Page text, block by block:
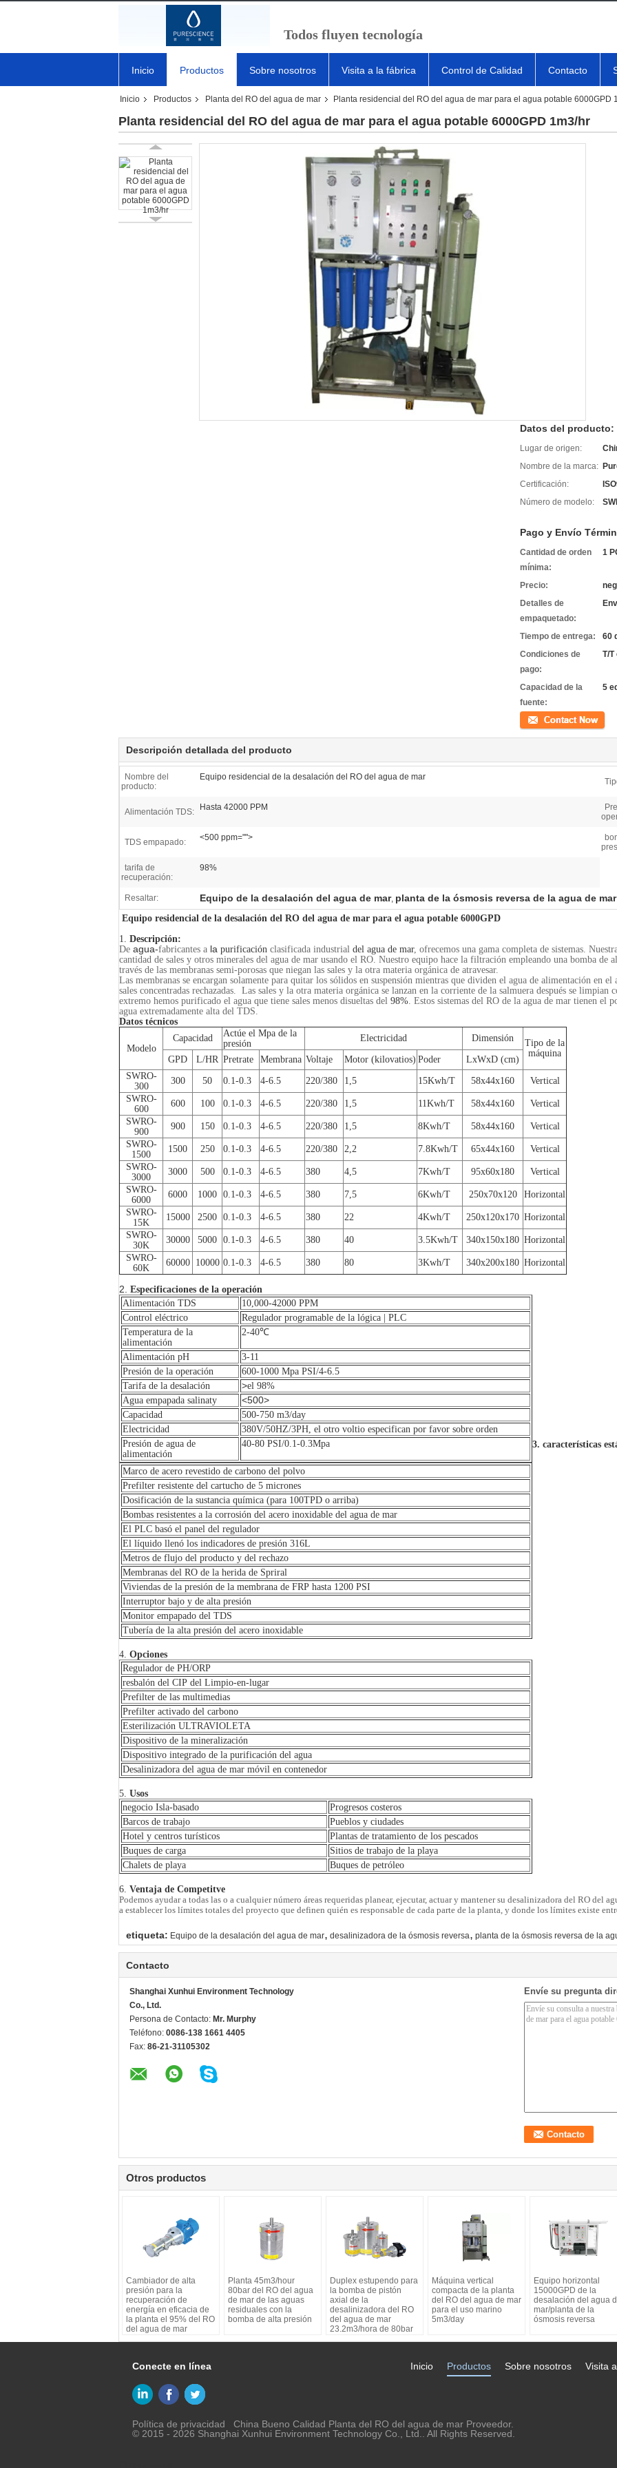
Todos fluyen tecnología
Inicio Productos Sobre nosotros Visita a la fábrica Control de Calidad Contacto
Inicio Productos Planta del RO del agua de mar Planta residencial del RO del agua de mar para el agua potable 6000GPD
Planta residencial del RO del agua de mar para el agua potable 6000GPD 1m3/hr
Datos del producto:
Lugar de origen:
Nombre de la marca:
Certificación:
Número de modelo:
Pago y Envío
Cantidad de orden
mínima:
1
Precio:
Detalles de
empaquetado:
Tiempo de entrega:
60
Condiciones de
pago:
T/T
Capacidad de la
fuente:
5
Contacto
Descripción detallada del producto
Nombre del
producto:
Equipo residencial de la desalación del RO del agua de mar
Alimentación TDS: Hasta 42000 PPM
TDS empapado: <500 ppm="">
tarifa de
recuperación:
98%
Resaltar: Equipo de la desalación del agua de mar, planta de la ósmosis reversa de la agua de mar
Equipo residencial de la desalación del RO del agua de mar para el agua potable 6000GPD
1. Descripción:
De agua-fabricantes a la purificación clasificada industrial del agua de mar, ofrecemos una gama completa de sistemas.
cantidad de sales y otros minerales del agua de mar usando el RO. Nuestro equipo hace la filtración empleando una bomba de
través de las membranas semi-porosas que niegan las sales y la otra materia orgánica de atravesar.
Las membranas se encargan solamente para quitar los sólidos en suspensión mientras que dividen el agua de alimentación en
sales concentradas rechazadas. Las sales y la otra materia orgánica se lanzan en la corriente de la salmuera después se
extremo hemos purificado el agua que tiene sales menos disueltas del 98%. Estos sistemas del RO de la agua de mar tienen el
agua extremadamente alta del TDS.
Datos técnicos
Modelo
Capacidad
Actúe el Mpa de la
presión
Electricidad Dimensión
Tipo de la
máquina
GPD L/HR Pretrate Membrana Voltaje Motor (kilovatios) Poder
LxWxD (cm)
SWRO-
300
300 50 0.1-0.3 4-6.5 220/380 1,5 15Kwh/T 58x44x160
Vertical
SWRO-
600
600 100 0.1-0.3 4-6.5 220/380 1,5 11Kwh/T 58x44x160
Vertical
SWRO-
900
900 150 0.1-0.3 4-6.5 220/380 1,5 8Kwh/T 58x44x160
Vertical
SWRO-
1500
1500 250 0.1-0.3 4-6.5 220/380 2,2 7.8Kwh/T 65x44x160
Vertical
SWRO-
3000
3000 500 0.1-0.3 4-6.5 380 4,5 7Kwh/T 95x60x180
Vertical
SWRO-
6000
6000 1000 0.1-0.3 4-6.5 380 7,5 6Kwh/T 250x70x120
Horizontal
SWRO-
15K
15000 2500 0.1-0.3 4-6.5 380 22 4Kwh/T 250x120x170 Horizontal
SWRO-
30K
30000 5000 0.1-0.3 4-6.5 380 40 3.5Kwh/T 340x150x180 Horizontal
SWRO-
60K
60000 10000 0.1-0.3 4-6.5 380 80 3Kwh/T 340x200x180 Horizontal
2. Especificaciones de la operación
Alimentación TDS
10,000-42000 PPM
Control eléctrico
Regulador programable de la lógica | PLC
Temperatura de la
alimentación
2-40℃
Alimentación pH
3-11
Presión de la operación
600-1000 Mpa PSI/4-6.5
Tarifa de la desalación
>el 98%
Agua empapada salinaty
<500>
Capacidad
500-750 m3/day
Electricidad
380V/50HZ/3PH, el otro voltio especifican por favor sobre orden
Presión de agua de
alimentación
40-80 PSI/0.1-0.3Mpa 3. características
Marco de acero revestido de carbono del polvo
Prefilter resistente del cartucho de 5 micrones
Dosificación de la sustancia química (para 100TPD o arriba)
Bombas resistentes a la corrosión del acero inoxidable del agua de mar
El PLC basó el panel del regulador
El líquido llenó los indicadores de presión 316L
Metros de flujo del producto y del rechazo
Membranas del RO de la herida de Spriral
Viviendas de la presión de la membrana de FRP hasta 1200 PSI
Interruptor bajo y de alta presión
Monitor empapado del TDS
Tubería de la alta presión del acero inoxidable
4. Opciones
Regulador de PH/ORP
resbalón del CIP del Limpio-en-lugar
Prefilter de las multimedias
Prefilter activado del carbono
Esterilización ULTRAVIOLETA
Dispositivo de la mineralización
Dispositivo integrado de la purificación del agua
Desalinizadora del agua de mar móvil en contenedor
5. Usos
negocio Isla-basado
Progresos costeros
Barcos de trabajo
Pueblos y ciudades
Hotel y centros turísticos
Plantas de tratamiento de los pescados
Buques de carga
Sitios de trabajo de la playa
Chalets de playa
Buques de petróleo
6. Ventaja de Competitve
Podemos ayudar a todas las o a cualquier número áreas requeridas planear, ejecutar, actuar y mantener su desalinizadora del RO del
a establecer los límites totales del proyecto que definen quién es responsable de cada parte de la planta, y donde los límites existe
etiqueta: Equipo de la desalación del agua de mar, desalinizadora de la ósmosis reversa, planta de la ósmosis reversa de la
Contacto
Shanghai Xunhui Environment Technology
Co., Ltd.
Persona de Contacto: Mr. Murphy
Teléfono: 0086-138 1661 4405
Fax: 86-21-31105302
Envíe su pregunta
Otros productos
Cambiador de alta
presión para la
recuperación de
energía en eficacia de
la planta el 95% del RO
del agua de mar
Planta 45m3/hour
80bar del RO del agua
de mar de las aguas
residuales con la
bomba de alta presión
Duplex estupendo para
la bomba de pistón
axial de la
desalinizadora del RO
del agua de mar
23.2m3/hora de 80bar
Máquina vertical
compacta de la planta
del RO del agua de mar
para el uso marino
5m3/day
Equipo horizontal
15000GPD de la
desalación del agua
mar/planta de la
ósmosis reversa
Conecte en línea Visita
Sobre nosotros
Productos
Inicio
Política de privacidad
China Bueno Calidad Planta del RO del agua de mar Proveedor.
© 2015 - 2026 Shanghai Xunhui Environment Technology Co., Ltd.. All Rights Reserved.